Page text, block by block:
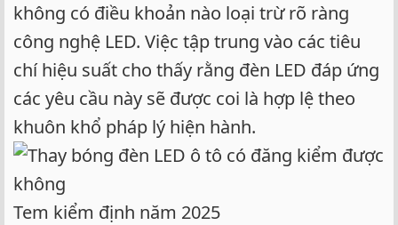
không có điều khoản nào loại trừ rõ ràng
công nghệ LED. Việc tập trung vào các tiêu
chí hiệu suất cho thấy rằng đèn LED đáp ứng
các yêu cầu này sẽ được coi là hợp lệ theo
khuôn khổ pháp lý hiện hành.
Tem kiểm định năm 2025